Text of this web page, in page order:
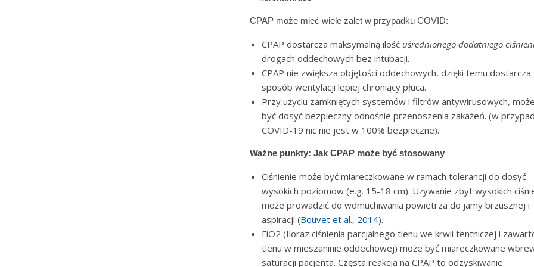
CPAP może mieć wiele zalet w przypadku COVID:
CPAP dostarcza maksymalną ilość uśrednionego dodatniego
drogach oddechowych bez intubacji.
CPAP nie zwiększa objętości oddechowych, dzięki temu dostarcza
sposób wentylacji lepiej chroniący płuca.
Przy użyciu zamkniętych systemów i filtrów antywirusowych, może
być dosyć bezpieczny odnośnie przenoszenia zakażeń. (w
COVID-19 nic nie jest w 100% bezpieczne).
Ważne punkty: Jak CPAP może być stosowany
Ciśnienie może być miareczkowane w ramach tolerancji do dosyć
wysokich poziomów (e.g. 15-18 cm). Używanie zbyt wysokich
może prowadzić do wdmuchiwania powietrza do jamy brzusznej i
aspiracji (Bouvet et al., 2014).
FiO2 (Iloraz ciśnienia parcjalnego tlenu we krwii tentniczej i
tlenu w mieszaninie oddechowej) może być miareczkowane
saturacji pacjenta. Częsta reakcja na CPAP to odzyskiwanie